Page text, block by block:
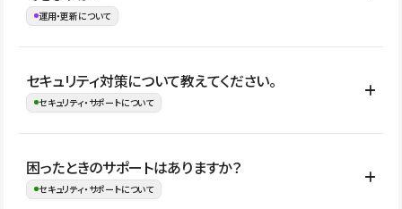
ージをご覧ください。
運用・更新について
はい。CMSやコンポーネントを活用して更新範囲を設計しておく
ことで、デザインを崩しにくい状態で運用できます。 さらにコン
ながらレイアウトに影響を与えずに更新作業を進めやすくなりま
す。
セキュリティ対策について教えてください。
セキュリティ・サポートについて
Studioでは、公開サイトやサービスを安全に利用できるよう、通信
の暗号化、データ保護、アクセス管理、脆弱性対策など、複数の観
困ったときのサポートはありますか？
セキュリティ・サポートについて